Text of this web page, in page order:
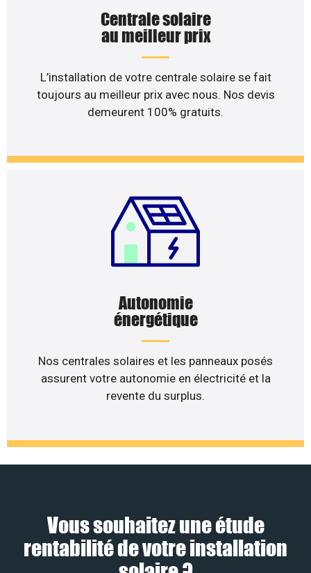
Centrale solaire
au meilleur prix
L’installation de votre centrale solaire se fait
toujours au meilleur prix avec nous. Nos devis
demeurent 100% gratuits.
Autonomie
énergétique
Nos centrales solaires et les panneaux posés
assurent votre autonomie en électricité et la
revente du surplus.
Vous souhaitez une étude
rentabilité de votre installation